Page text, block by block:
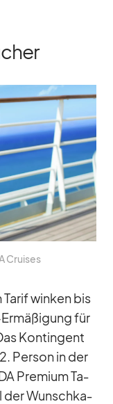
Crui­ses
Ta­rif win­ken bis
für
Kon­tin­gent
Per­son in der
Pre­mium Ta­
der Wunsch­ka­